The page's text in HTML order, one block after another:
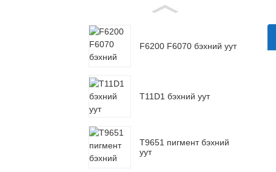
F6200 F6070 бэхний уут
T11D1 бэхний уут
T9651 пигмент бэхний
уут